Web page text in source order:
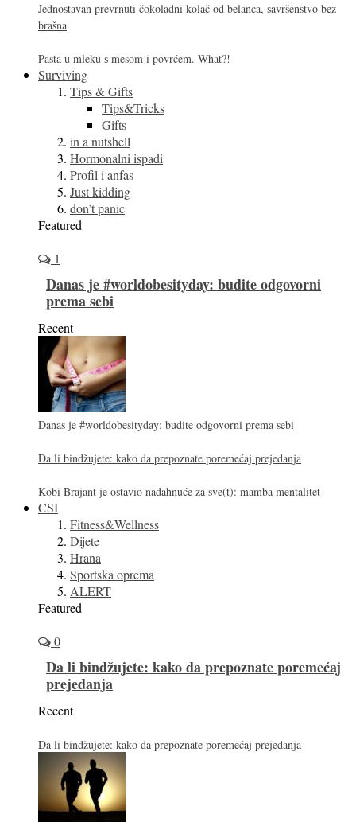
Jednostavan prevrnuti čokoladni kolač od belanca, savršenstvo bez
brašna
Pasta u mleku s mesom i povrćem. What?!
Surviving
Tips & Gifts
Tips&Tricks
Gifts
in a nutshell
Hormonalni ispadi
Profil i anfas
Just kidding
don’t panic
Featured
1
Danas je #worldobesityday: budite odgovorni
prema sebi
Recent
Danas je #worldobesityday: budite odgovorni prema sebi
Da li bindžujete: kako da prepoznate poremećaj prejedanja
Kobi Brajant je ostavio nadahnuće za sve(t): mamba mentalitet
CSI
Fitness&Wellness
Dijete
Hrana
Sportska oprema
ALERT
Featured
0
Da li bindžujete: kako da prepoznate poremećaj
prejedanja
Recent
Da li bindžujete: kako da prepoznate poremećaj prejedanja